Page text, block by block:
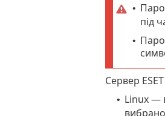
•
під
•
Сервер
• Linux —